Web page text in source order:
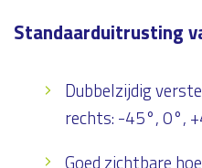
Standaarduitrusting
Dubbelzijdig
rechts: -45°, 0°,
Goed zichtbare